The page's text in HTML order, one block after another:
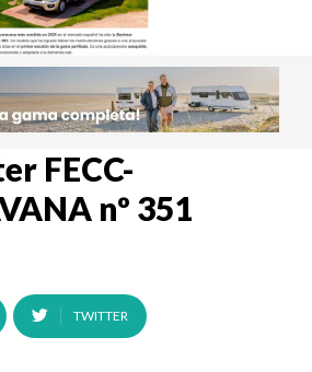
FECC-
nº 351
TWITTER